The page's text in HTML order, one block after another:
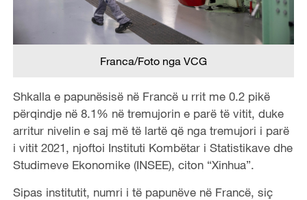
Franca/Foto nga VCG
Shkalla e papunësisë në Francë u rrit me 0.2 pikë
përqindje në 8.1% në tremujorin e parë të vitit, duke
arritur nivelin e saj më të lartë që nga tremujori i parë
i vitit 2021, njoftoi Instituti Kombëtar i Statistikave dhe
Studimeve Ekonomike (INSEE), citon “Xinhua”.
Sipas institutit, numri i të papunëve në Francë, siç